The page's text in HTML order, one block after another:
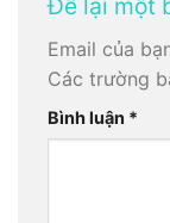
Để lại một
Email của
Các trường
Bình luận *